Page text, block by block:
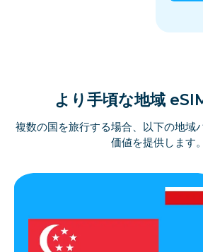
より手頃な地域
複数の国を旅行する場合、以下の地域
価値を提供します。